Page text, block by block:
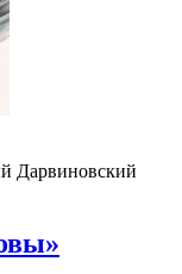
Дарвиновский